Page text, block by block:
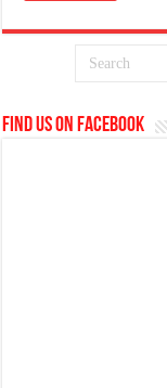
Find us on Facebook